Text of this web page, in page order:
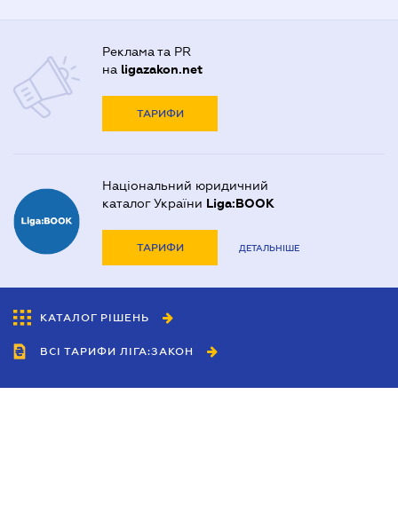
Реклама та PR
на ligazakon.net
ТАРИФИ
Національний юридичний
каталог України Liga:BOOK
ТАРИФИ ДЕТАЛЬНІШЕ
КАТАЛОГ РІШЕНЬ
ВСІ ТАРИФИ ЛІГА:ЗАКОН